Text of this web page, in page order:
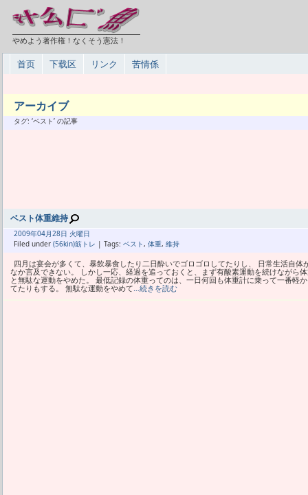
やめよう著作権！なくそう憲法！
首页 下载区 リンク 苦情係
アーカイブ
タグ: ‘ベスト’ の記事
ベスト体重維持
2009年04月28日 火曜日
Filed under (56kin)筋トレ | Tags: ベスト, 体重, 維持
四月は宴会が多くて、暴飲暴食したり二日酔いでゴロゴロしてたりし、 日常生活自
なか言及できない。 しかし一応、経過を追っておくと、まず有酸素運動を続けながら
と無駄な運動をやめた。 最低記録の体重ってのは、一日何回も体重計に乗って一番軽
てたりもする。 無駄な運動をやめて…続きを読む